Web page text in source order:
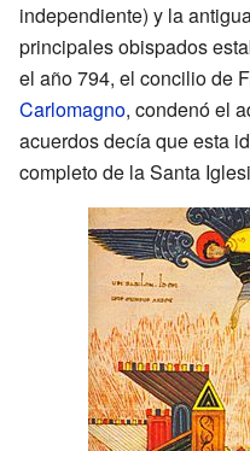
independiente) y la
principales obispados
el año 794, el concilio de
Carlomagno, condenó el
acuerdos decía que esta
completo de la Santa